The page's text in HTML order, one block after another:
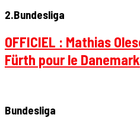
2.Bundesliga
OFFICIEL : Mathias
Fürth pour le Danemark
Bundesliga